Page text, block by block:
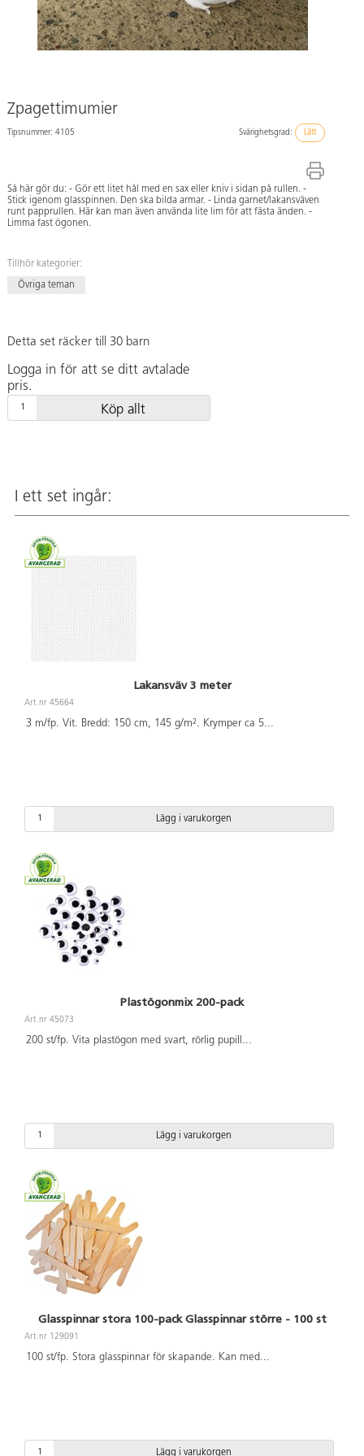
Zpagettimumier
Tipsnummer: 4105 Svårighetsgrad: Lätt
Så här gör du: - Gör ett litet hål med en sax eller kniv i sidan på rullen. -
Stick igenom glasspinnen. Den ska bilda armar. - Linda garnet/lakansväven
runt papprullen. Här kan man även använda lite lim för att fästa änden. -
Limma fast ögonen.
Tillhör kategorier:
Övriga teman
Detta set räcker till 30 barn
Logga in för att se ditt avtalade
pris.
Köp allt
I ett set ingår:
Lakansväv 3 meter
Art.nr 45664
3 m/fp. Vit. Bredd: 150 cm, 145 g/m². Krymper ca 5...
Lägg i varukorgen
Plastögonmix 200-pack
Art.nr 45073
200 st/fp. Vita plastögon med svart, rörlig pupill ...
Lägg i varukorgen
Glasspinnar stora 100-pack Glasspinnar större - 100 st
Art.nr 129091
100 st/fp. Stora glasspinnar för skapande. Kan med...
Lägg i varukorgen